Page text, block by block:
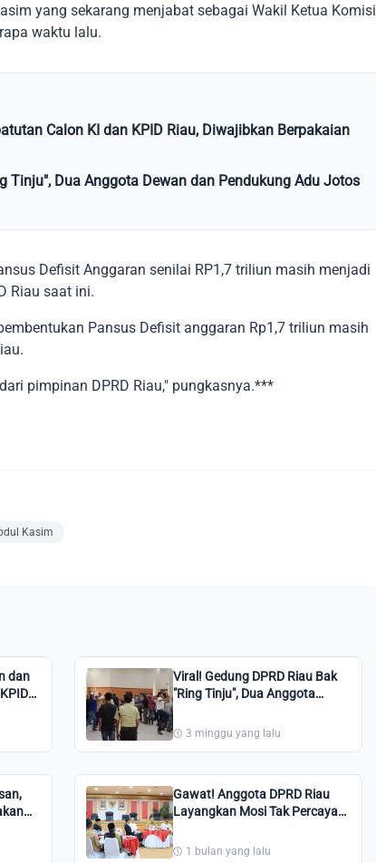
yang sekarang menjabat sebagai Wakil Ketua Komisi
waktu lalu.
Calon KI dan KPID Riau, Diwajibkan Berpakaian
Tinju", Dua Anggota Dewan dan Pendukung Adu Jotos
Defisit Anggaran senilai RP1,7 triliun masih menjadi
Riau saat ini.
Pansus Defisit anggaran Rp1,7 triliun masih
pimpinan DPRD Riau," pungkasnya.***
Kasim
dan
Viral! Gedung DPRD Riau Bak
"Ring Tinju", Dua Anggota
Jotos Saat Rapat Banggar
3 minggu yang lalu
Gawat! Anggota DPRD Riau
Layangkan Mosi Tak Percaya
Miskomunikasi
1 bulan yang lalu